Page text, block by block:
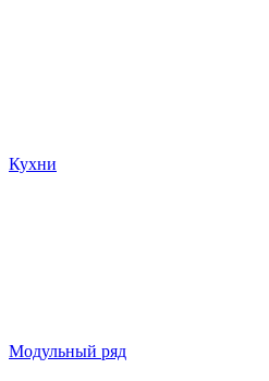
Кухни
Модульный ряд